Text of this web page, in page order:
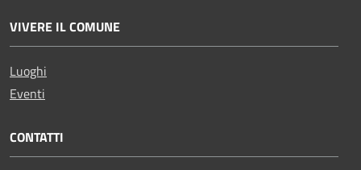
VIVERE IL COMUNE
Luoghi
Eventi
CONTATTI